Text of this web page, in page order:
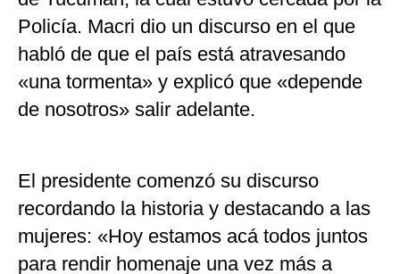
Policía. Macri dio un discurso en el que
habló de que el país está atravesando
«una tormenta» y explicó que «depende
de nosotros» salir adelante.
El presidente comenzó su discurso
recordando la historia y destacando a las
mujeres: «Hoy estamos acá todos juntos
para rendir homenaje una vez más a